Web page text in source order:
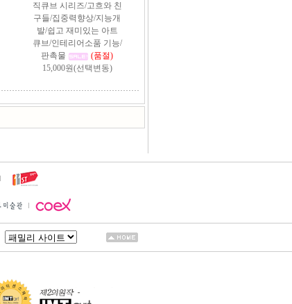
직큐브 시리즈/고흐와 친
구들/집중력향상/지능개
발/쉽고 재미있는 아트
큐브/인테리어소품 기능/
판촉물
(품절)
15,000원(선택변동)